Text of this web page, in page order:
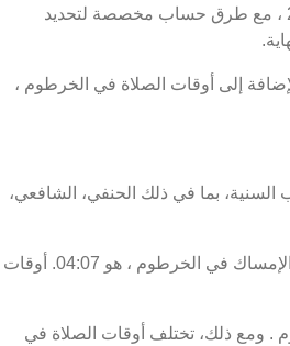
أوقات الصلاة اليوم، 22 صفر 1448 ، وبرنامج الأيام السبعة القادمة، من 07 أغسطس 2026 إلى 14 أغسطس 2026 ، مع طرق حساب مخصصة لتحديد
أو الإفطار في الخرطوم هو 18:18، ووقت انتهاء السحور أو الفجر في الخرطوم هو 04:17. بالإضافة إلى أوقات الصلاة في الخرطوم ،
بما في ذلك الحنفي، الشافعي،
موعد غروب الشمس في الخرطوم ، المعروف أيضًا بوقت الإفطار، هو 18:18، ووقت الفجر، الذي يمثل نهاية وقت الإمساك في الخرطوم ، هو 04:07. أوقات
ومع ذلك، تختلف أوقات الصلاة في